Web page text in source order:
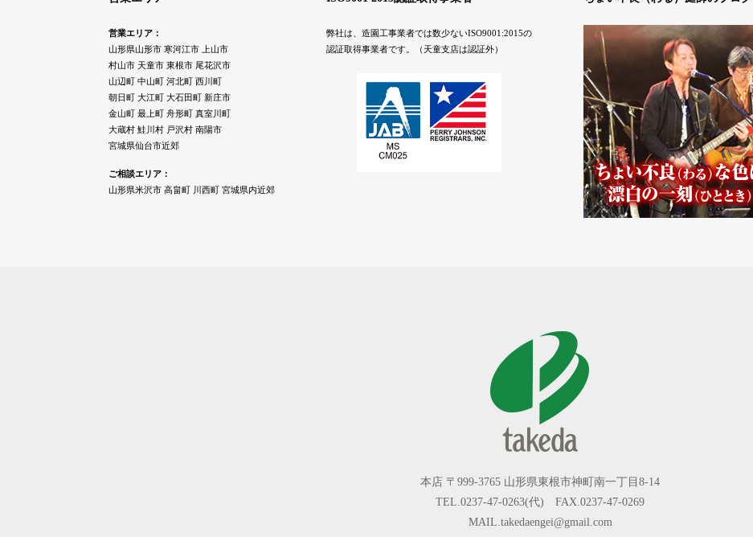
営業エリア：
山形県山形市 寒河江市 上山市
村山市 天童市 東根市 尾花沢市
山辺町 中山町 河北町 西川町
朝日町 大江町 大石田町 新庄市
金山町 最上町 舟形町 真室川町
大蔵村 鮭川村 戸沢村 南陽市
宮城県仙台市近郊
ご相談エリア：
山形県米沢市 高畠町 川西町 宮城県内近郊
弊社は、造園工事業者では数少ないISO9001:2015の
認証取得事業者です。（天童支店は認証外）
本店 〒999-3765 山形県東根市神町南一丁目8-14
TEL.0237-47-0263(代) FAX.0237-47-0269
MAIL.takedaengei@gmail.com